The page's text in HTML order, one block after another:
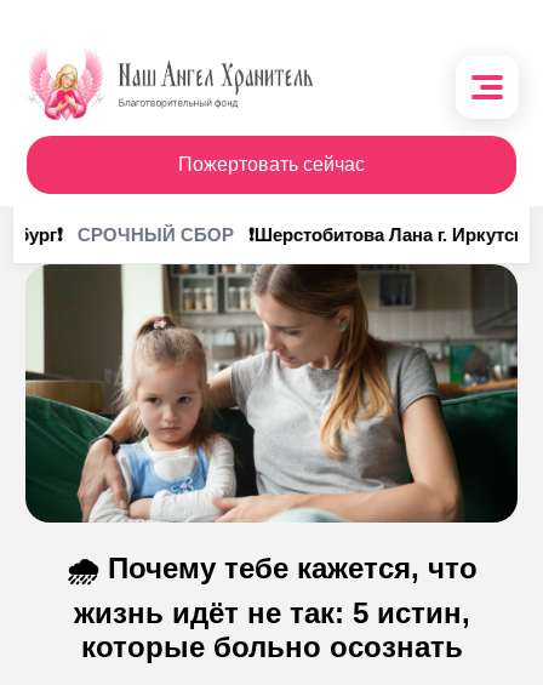
Пожертовать сейчас
О фонде
Поступления
Кому помочь
Кому помогли
Получить помощь
Контакты
СРОЧНЫЙ СБОР ❗Шерстобитова Лана г. Иркутск❗
🌧 Почему тебе кажется, что
жизнь идёт не так: 5 истин,
которые больно осознать